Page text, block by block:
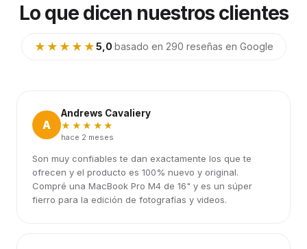
Lo que dicen nuestros clientes
★★★★★5,0·basado en 290 reseñas en Google
A
Andrews Cavaliery
★★★★★
hace 2 meses
Son muy confiables te dan exactamente los que te
ofrecen y el producto es 100% nuevo y original.
Compré una MacBook Pro M4 de 16" y es un súper
fierro para la edición de fotografías y videos.